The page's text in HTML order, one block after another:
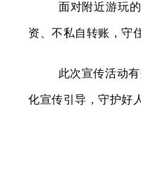
面对附近游玩
资、不私自转账，守
此次宣传活动
化宣传引导，守护好